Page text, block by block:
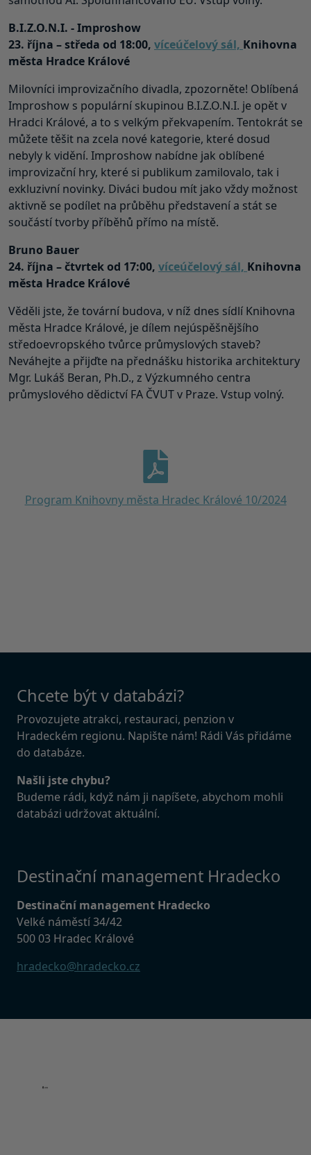
B.I.Z.O.N.I. - Improshow
23. října – středa od 18:00, víceúčelový sál, Knihovna
města Hradce Králové
Milovníci improvizačního divadla, zpozorněte! Oblíbená
Improshow s populární skupinou B.I.Z.O.N.I. je opět v
Hradci Králové, a to s velkým překvapením. Tentokrát se
můžete těšit na zcela nové kategorie, které dosud
nebyly k vidění. Improshow nabídne jak oblíbené
improvizační hry, které si publikum zamilovalo, tak i
exkluzivní novinky. Diváci budou mít jako vždy možnost
aktivně se podílet na průběhu představení a stát se
součástí tvorby příběhů přímo na místě.
Bruno Bauer
24. října – čtvrtek od 17:00, víceúčelový sál, Knihovna
města Hradce Králové
Věděli jste, že tovární budova, v níž dnes sídlí Knihovna
města Hradce Králové, je dílem nejúspěšnějšího
středoevropského tvůrce průmyslových staveb?
Neváhejte a přijďte na přednášku historika architektury
Mgr. Lukáš Beran, Ph.D., z Výzkumného centra
průmyslového dědictví FA ČVUT v Praze. Vstup volný.
Program Knihovny města Hradec Králové 10/2024
Chcete být v databázi?
Provozujete atrakci, restauraci, penzion v
Hradeckém regionu. Napište nám! Rádi Vás přidáme
do databáze.
Našli jste chybu?
Budeme rádi, když nám ji napíšete, abychom mohli
databázi udržovat aktuální.
Destinační management Hradecko
Destinační management Hradecko
Velké náměstí 34/42
500 03 Hradec Králové
hradecko@hradecko.cz